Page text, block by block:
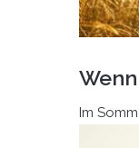
Im